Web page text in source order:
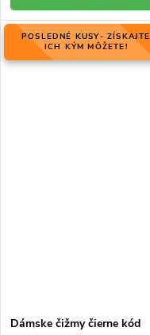
POSLEDNÉ KUSY- ZÍSKAJTE
ICH KÝM MÔŽETE!
Dámske čižmy čierne kód